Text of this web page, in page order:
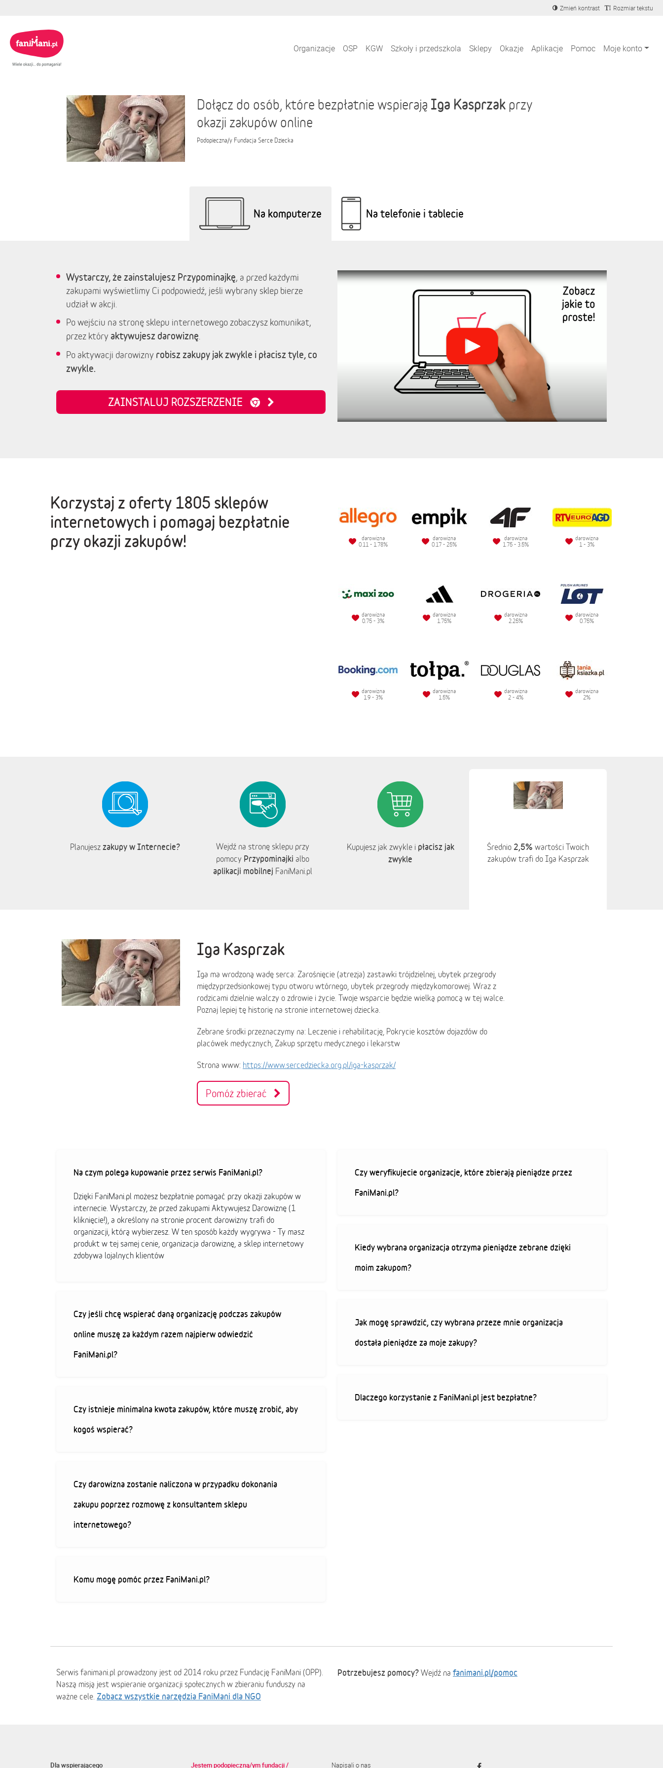
Zmień kontrast Rozmiar tekstu
Organizacje OSP KGW Szkoły i przedszkola Sklepy Okazje Aplikacje Pomoc Moje konto
Dołącz do osób, które bezpłatnie wspierają Iga Kasprzak przy
okazji zakupów online
Podopieczna/y Fundacja Serce Dziecka
Na komputerze Na telefonie i tablecie
Wystarczy, że zainstalujesz Przypominajkę, a przed każdymi
zakupami wyświetlimy Ci podpowiedź, jeśli wybrany sklep bierze
udział w akcji.
Po wejściu na stronę sklepu internetowego zobaczysz komunikat,
przez który aktywujesz darowiznę
Po aktywacji darowizny robisz zakupy jak zwykle i płacisz tyle, co
zwykle.
ZAINSTALUJ ROZSZERZENIE
Korzystaj z oferty 1805 sklepów
internetowych i pomagaj bezpłatnie
przy okazji zakupów!
darowizna
0.11 - 1.78%
darowizna
0.17 - 25%
darowizna
1.75 - 3.5%
darowizna
1 - 3%
darowizna
0.75 - 3%
darowizna
1.75%
darowizna
2.25%
darowizna
0.75%
darowizna
1.9 - 3%
darowizna
1.5%
darowizna
2 - 4%
darowizna
2%
Planujesz zakupy w Internecie?
Wejdź na stronę sklepu przy
pomocy Przypominajki albo
aplikacji mobilnej FaniMani.pl
Kupujesz jak zwykle i płacisz jak
zwykle
Średnio 2,5% wartości Twoich
zakupów trafi do Iga Kasprzak
Iga Kasprzak
Iga ma wrodzoną wadę serca: Zarośnięcie (atrezja) zastawki trójdzielnej, ubytek przegrody
międzyprzedsionkowej typu otworu wtórnego, ubytek przegrody międzykomorowej. Wraz z
rodzicami dzielnie walczy o zdrowie i życie. Twoje wsparcie będzie wielką pomocą w tej walce.
Poznaj lepiej tę historię na stronie internetowej dziecka.
Zebrane środki przeznaczymy na: Leczenie i rehabilitację, Pokrycie kosztów dojazdów do
placówek medycznych, Zakup sprzętu medycznego i lekarstw
Strona www: https://www.sercedziecka.org.pl/iga-kasprzak/
Pomóż zbierać
Na czym polega kupowanie przez serwis FaniMani.pl?
Dzięki FaniMani.pl możesz bezpłatnie pomagać przy okazji zakupów w
internecie. Wystarczy, że przed zakupami Aktywujesz Darowiznę (1
kliknięcie!), a określony na stronie procent darowizny trafi do
organizacji, którą wybierzesz. W ten sposób każdy wygrywa - Ty masz
produkt w tej samej cenie, organizacja darowiznę, a sklep internetowy
zdobywa lojalnych klientów
Czy jeśli chcę wspierać daną organizację podczas zakupów
online muszę za każdym razem najpierw odwiedzić
FaniMani.pl?
Czy istnieje minimalna kwota zakupów, które muszę zrobić, aby
kogoś wspierać?
Czy darowizna zostanie naliczona w przypadku dokonania
zakupu poprzez rozmowę z konsultantem sklepu
internetowego?
Komu mogę pomóc przez FaniMani.pl?
Czy weryfikujecie organizacje, które zbierają pieniądze przez
FaniMani.pl?
Kiedy wybrana organizacja otrzyma pieniądze zebrane dzięki
moim zakupom?
Jak mogę sprawdzić, czy wybrana przeze mnie organizacja
dostała pieniądze za moje zakupy?
Dlaczego korzystanie z FaniMani.pl jest bezpłatne?
Serwis fanimani.pl prowadzony jest od 2014 roku przez Fundację FaniMani (OPP).
Naszą misją jest wspieranie organizacji społecznych w zbieraniu funduszy na
ważne cele. Zobacz wszystkie narzędzia FaniMani dla NGO
Potrzebujesz pomocy? Wejdź na fanimani.pl/pomoc
Dla wspierającego Jestem podopieczną/ym fundacji / Napisali o nas